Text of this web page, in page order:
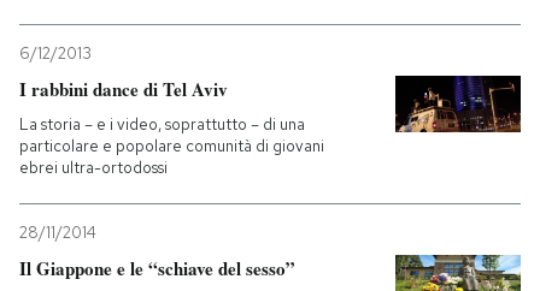
6/12/2013
I rabbini dance di Tel Aviv
La storia – e i video, soprattutto – di una
particolare e popolare comunità di giovani
ebrei ultra-ortodossi
28/11/2014
Il Giappone e le “schiave del sesso”